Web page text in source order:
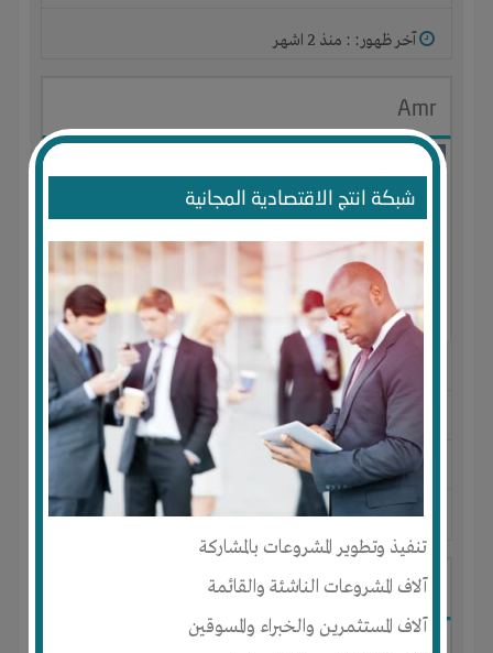
شبكة انتج الاقتصادية المجانية
تنفيذ وتطوير المشروعات بالمشاركة
آلاف المشروعات الناشئة والقائمة
آلاف المستثمرين والخبراء والمسوقين
آخر ظهور: : منذ 2 اشهر
Amr
الجنس : ذكر
لديـه : المال-الخبرات-الوقت
المكان :مصر-الإسكندرية ميامى
آخر ظهور: : منذ 3 اشهر
Ibrahim Mostafa